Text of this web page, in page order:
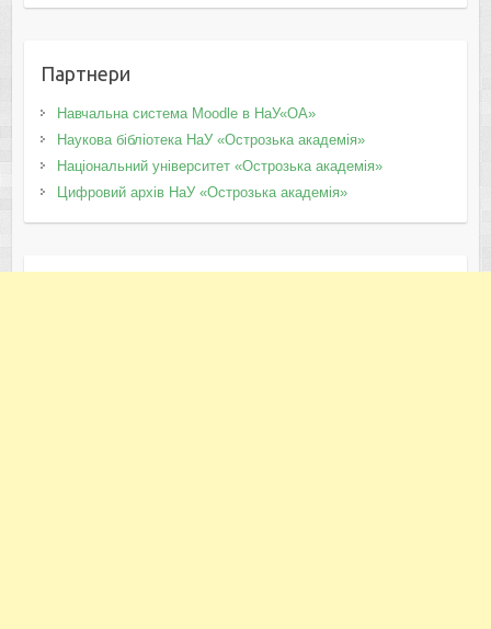
Партнери
Навчальна система Moodle в НаУ«ОА»
Наукова бібліотека НаУ «Острозька академія»
Національний університет «Острозька академія»
Цифровий архів НаУ «Острозька академія»